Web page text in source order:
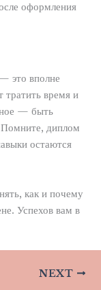
оформления
это вполне
тратить время и
— быть
диплом
остаются
как и почему
Успехов вам в
NEXT